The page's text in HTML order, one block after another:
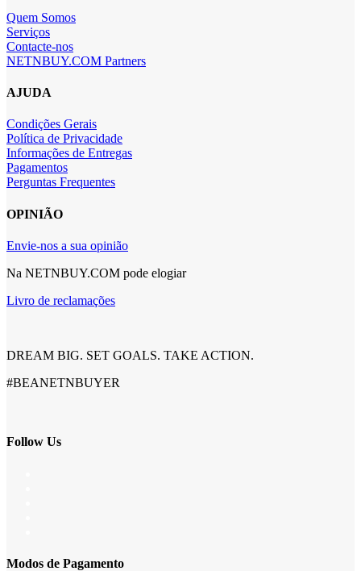
Quem Somos
Serviços
Contacte-nos
NETNBUY.COM Partners
AJUDA
Condições Gerais
Política de Privacidade
Informações de Entregas
Pagamentos
Perguntas Frequentes
OPINIÃO
Envie-nos a sua opinião
Na NETNBUY.COM pode elogiar
Livro de reclamações
DREAM BIG. SET GOALS. TAKE ACTION.
#BEANETNBUYER
Follow Us
Modos de Pagamento